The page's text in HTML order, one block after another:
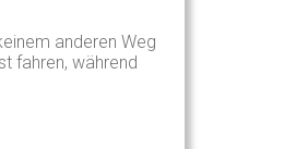
anderen Weg
fahren, während